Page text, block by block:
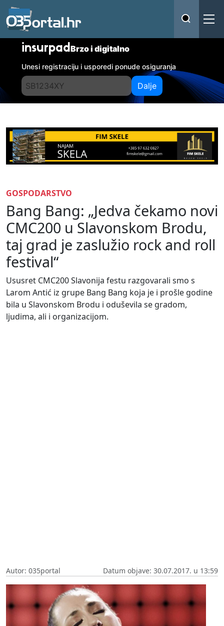
insurpadBrzo i digitalno
Unesi registraciju i usporedi ponude osiguranja
Dalje
GOSPODARSTVO
Bang Bang: „Jedva čekamo novi
CMC200 u Slavonskom Brodu,
taj grad je zaslužio rock and roll
festival“
Ususret CMC200 Slavonija festu razgovarali smo s
Larom Antić iz grupe Bang Bang koja je i prošle godine
bila u Slavonskom Brodu i oduševila se gradom,
ljudima, ali i organizacijom.
Autor: 035portal Datum objave: 30.07.2017. u 13:59